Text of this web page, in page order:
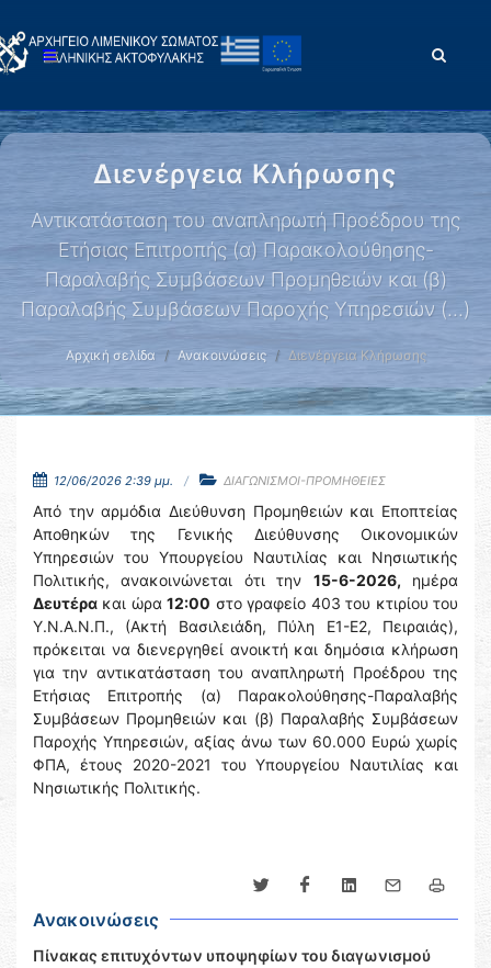
Διενέργεια Κλήρωσης
Αντικατάσταση του αναπληρωτή Προέδρου της
Ετήσιας Επιτροπής (α) Παρακολούθησης-
Παραλαβής Συμβάσεων Προμηθειών και (β)
Παραλαβής Συμβάσεων Παροχής Υπηρεσιών (...)
Αρχική σελίδα Ανακοινώσεις Διενέργεια Κλήρωσης
12/06/2026 2:39 μμ. ΔΙΑΓΩΝΙΣΜΟΙ-ΠΡΟΜΗΘΕΙΕΣ
Από την αρμόδια Διεύθυνση Προμηθειών και Εποπτείας
Αποθηκών της Γενικής Διεύθυνσης Οικονομικών
Υπηρεσιών του Υπουργείου Ναυτιλίας και Νησιωτικής
Πολιτικής, ανακοινώνεται ότι την 15-6-2026, ημέρα
Δευτέρα και ώρα12:00 στο γραφείο 403 του κτιρίου του
Υ.Ν.Α.Ν.Π., (Ακτή Βασιλειάδη, Πύλη Ε1-Ε2, Πειραιάς),
πρόκειται να διενεργηθεί ανοικτή και δημόσια κλήρωση
για την αντικατάσταση του αναπληρωτή Προέδρου της
Ετήσιας Επιτροπής (α) Παρακολούθησης-Παραλαβής
Συμβάσεων Προμηθειών και (β) Παραλαβής Συμβάσεων
Παροχής Υπηρεσιών, αξίας άνω των 60.000 Ευρώ χωρίς
ΦΠΑ, έτους 2020-2021 του Υπουργείου Ναυτιλίας και
Νησιωτικής Πολιτικής.
Ανακοινώσεις
Πίνακας επιτυχόντων υποψηφίων του διαγωνισμού